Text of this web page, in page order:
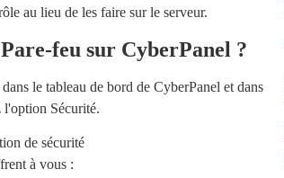
au lieu de les faire sur le serveur.
feu sur CyberPanel ?
le tableau de bord de CyberPanel et dans
l'option Sécurité.
à vous :